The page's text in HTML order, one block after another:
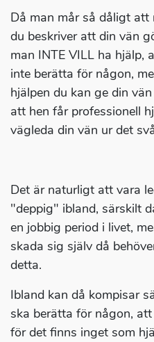
Då man mår så dåligt
du beskriver att din vän
man INTE VILL ha hjälp,
inte berätta för någon,
hjälpen du kan ge din
att hen får professionell
vägleda din vän ur det
Det är naturligt att vara
"deppig" ibland, särskilt
en jobbig period i livet,
skada sig själv då
detta.
Ibland kan då kompisar
ska berätta för någon,
för det finns inget som